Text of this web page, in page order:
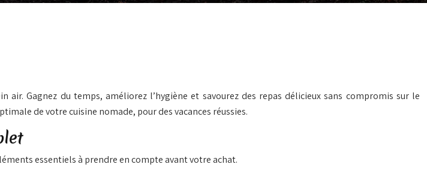
Gagnez du temps, améliorez l’hygiène et savourez des repas délicieux sans compromis sur le
de votre cuisine nomade, pour des vacances réussies.
essentiels à prendre en compte avant votre achat.